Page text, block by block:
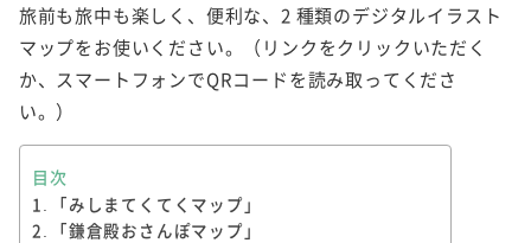
旅前も旅中も楽しく、便利な、2 種類のデジタルイラスト
マップをお使いください。（リンクをクリックいただく
か、スマートフォンでQRコードを読み取ってくださ
い。）
目次
「みしまてくてくマップ」
「鎌倉殿おさんぽマップ」